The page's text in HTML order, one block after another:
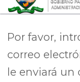
Por favor,
correo
le enviará un